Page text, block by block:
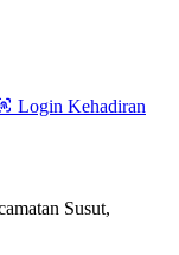
Login Kehadiran
Susut,